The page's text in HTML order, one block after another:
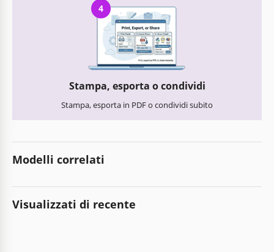
4
Stampa, esporta o condividi
Stampa, esporta in PDF o condividi subito
Modelli correlati
Visualizzati di recente